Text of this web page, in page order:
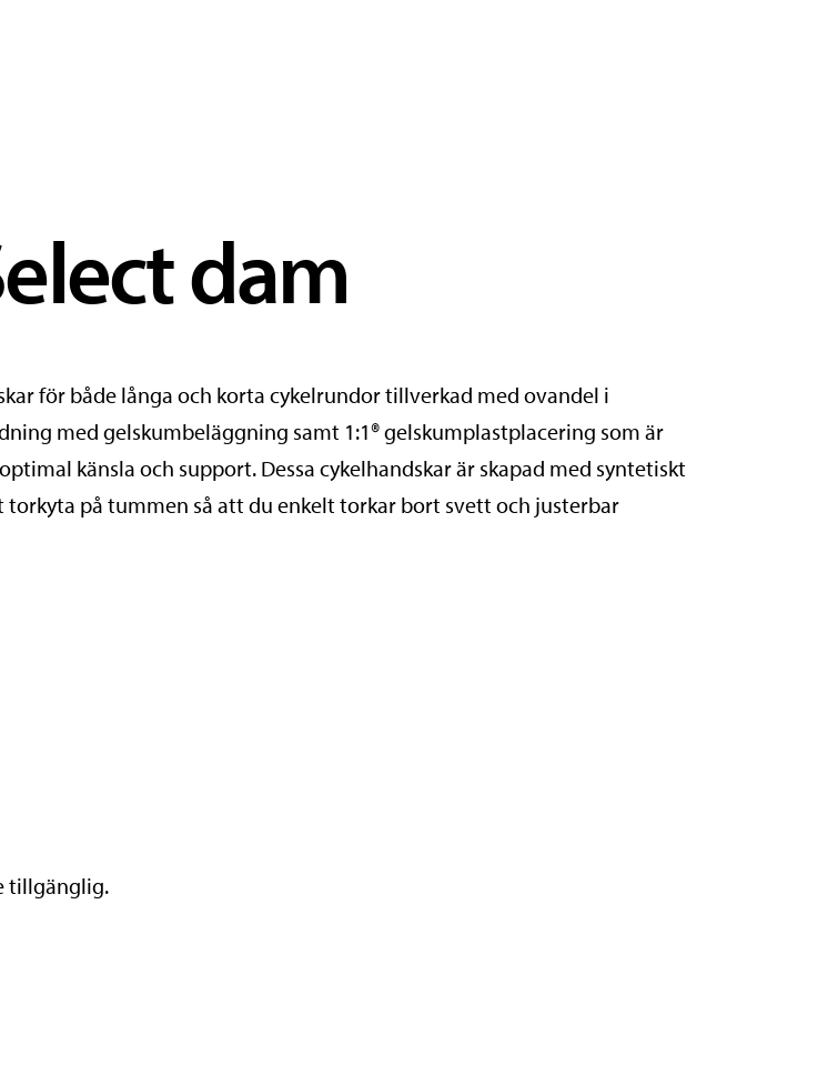
dam
för både långa och korta cykelrundor tillverkad med ovandel i
med gelskumbeläggning samt 1:1® gelskumplastplacering som är
känsla och support. Dessa cykelhandskar är skapad med syntetiskt
på tummen så att du enkelt torkar bort svett och justerbar
tillgänglig.